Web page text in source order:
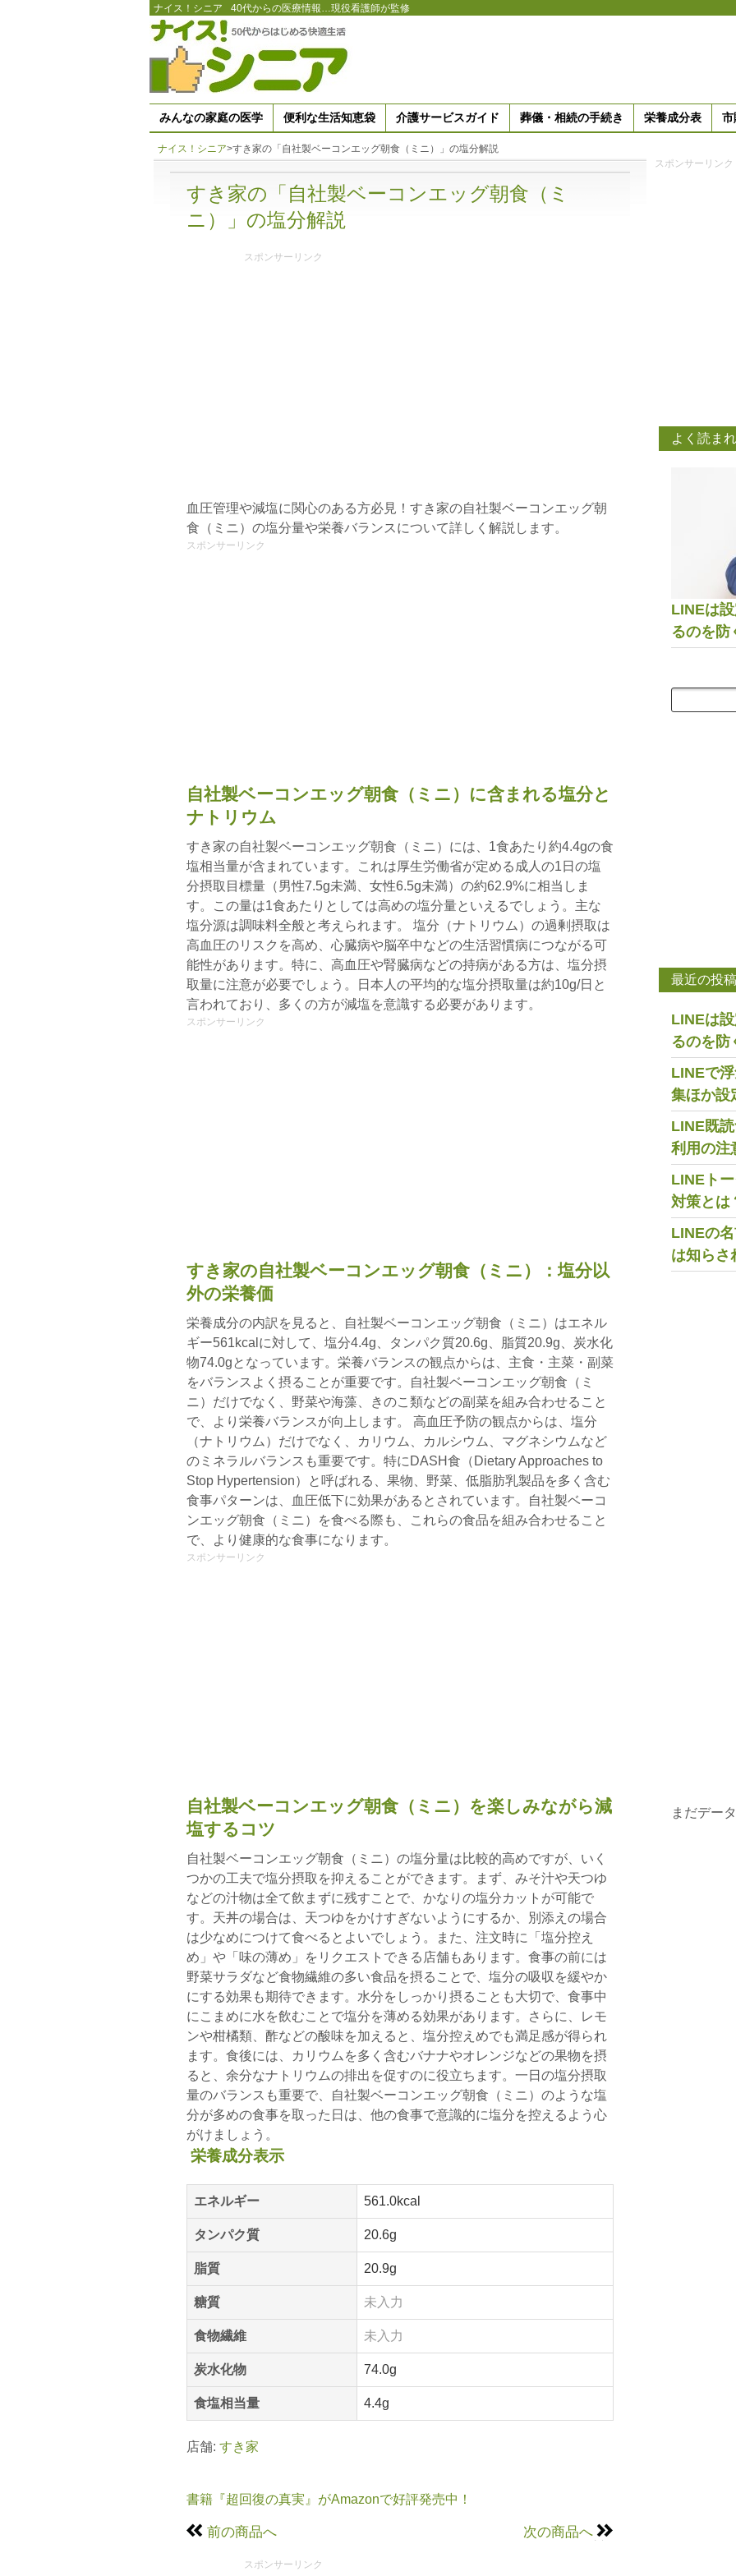
ナイス！シニア 40代からの医療情報…現役看護師が監修
みんなの家庭の医学 便利な生活知恵袋 介護サービスガイド 葬儀・相続の手続き 栄養成分表 市
ナイス！シニア>すき家の「自社製ベーコンエッグ朝食（ミニ）」の塩分解説
すき家の「自社製ベーコンエッグ朝食（ミ
ニ）」の塩分解説
スポンサーリンク
血圧管理や減塩に関心のある方必見！すき家の自社製ベーコンエッグ朝
食（ミニ）の塩分量や栄養バランスについて詳しく解説します。
スポンサーリンク
自社製ベーコンエッグ朝食（ミニ）に含まれる塩分と
ナトリウム
すき家の自社製ベーコンエッグ朝食（ミニ）には、1食あたり約4.4gの食
塩相当量が含まれています。これは厚生労働省が定める成人の1日の塩
分摂取目標量（男性7.5g未満、女性6.5g未満）の約62.9%に相当しま
す。この量は1食あたりとしては高めの塩分量といえるでしょう。主な
塩分源は調味料全般と考えられます。 塩分（ナトリウム）の過剰摂取は
高血圧のリスクを高め、心臓病や脳卒中などの生活習慣病につながる可
能性があります。特に、高血圧や腎臓病などの持病がある方は、塩分摂
取量に注意が必要でしょう。日本人の平均的な塩分摂取量は約10g/日と
言われており、多くの方が減塩を意識する必要があります。
スポンサーリンク
すき家の自社製ベーコンエッグ朝食（ミニ）：塩分以
外の栄養価
栄養成分の内訳を見ると、自社製ベーコンエッグ朝食（ミニ）はエネル
ギー561kcalに対して、塩分4.4g、タンパク質20.6g、脂質20.9g、炭水化
物74.0gとなっています。栄養バランスの観点からは、主食・主菜・副菜
をバランスよく摂ることが重要です。自社製ベーコンエッグ朝食（ミ
ニ）だけでなく、野菜や海藻、きのこ類などの副菜を組み合わせること
で、より栄養バランスが向上します。 高血圧予防の観点からは、塩分
（ナトリウム）だけでなく、カリウム、カルシウム、マグネシウムなど
のミネラルバランスも重要です。特にDASH食（Dietary Approaches to
Stop Hypertension）と呼ばれる、果物、野菜、低脂肪乳製品を多く含む
食事パターンは、血圧低下に効果があるとされています。自社製ベーコ
ンエッグ朝食（ミニ）を食べる際も、これらの食品を組み合わせること
で、より健康的な食事になります。
スポンサーリンク
自社製ベーコンエッグ朝食（ミニ）を楽しみながら減
塩するコツ
自社製ベーコンエッグ朝食（ミニ）の塩分量は比較的高めですが、いく
つかの工夫で塩分摂取を抑えることができます。まず、みそ汁や天つゆ
などの汁物は全て飲まずに残すことで、かなりの塩分カットが可能で
す。天丼の場合は、天つゆをかけすぎないようにするか、別添えの場合
は少なめにつけて食べるとよいでしょう。また、注文時に「塩分控え
め」や「味の薄め」をリクエストできる店舗もあります。食事の前には
野菜サラダなど食物繊維の多い食品を摂ることで、塩分の吸収を緩やか
にする効果も期待できます。水分をしっかり摂ることも大切で、食事中
にこまめに水を飲むことで塩分を薄める効果があります。さらに、レモ
ンや柑橘類、酢などの酸味を加えると、塩分控えめでも満足感が得られ
ます。食後には、カリウムを多く含むバナナやオレンジなどの果物を摂
ると、余分なナトリウムの排出を促すのに役立ちます。一日の塩分摂取
量のバランスも重要で、自社製ベーコンエッグ朝食（ミニ）のような塩
分が多めの食事を取った日は、他の食事で意識的に塩分を控えるよう心
がけましょう。
栄養成分表示
エネルギー 561.0kcal
タンパク質 20.6g
脂質 20.9g
糖質 未入力
食物繊維 未入力
炭水化物 74.0g
食塩相当量 4.4g
店舗: すき家
書籍『超回復の真実』がAmazonで好評発売中！
前の商品へ 次の商品へ
スポンサーリンク
スポンサーリンク
よく読ま
LINEは
るのを防
最近の投稿
LINEは
るのを防
LINEで
集ほか設
LINE既
利用の注
LINEト
対策とは
LINEの
は知らさ
まだデー